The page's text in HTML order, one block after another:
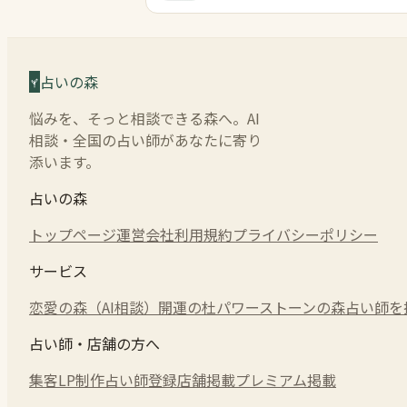
占いの森
悩みを、そっと相談できる森へ。AI
相談・全国の占い師があなたに寄り
添います。
占いの森
トップページ運営会社利用規約プライバシーポリシー
サービス
恋愛の森（AI相談） 開運の杜パワーストーンの森占い師
占い師・店舗の方へ
集客LP制作占い師登録店舗掲載プレミアム掲載